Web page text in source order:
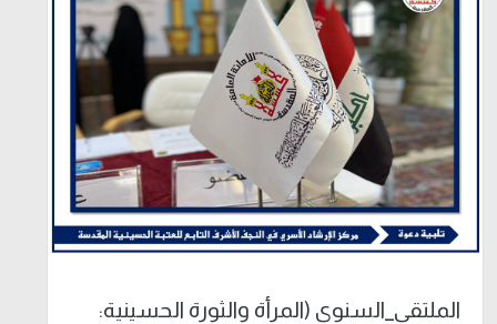
الملتقى_السنوي (المرأة والثورة الحسينية: